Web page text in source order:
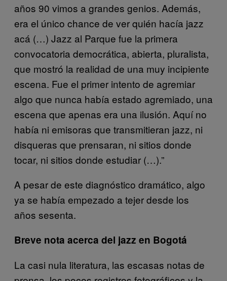
años 90 vimos a grandes genios. Además,
era el único chance de ver quién hacía jazz
acá (…) Jazz al Parque fue la primera
convocatoria democrática, abierta, pluralista,
que mostró la realidad de una muy incipiente
escena. Fue el primer intento de agremiar
algo que nunca había estado agremiado, una
escena que apenas era una ilusión. Aquí no
había ni emisoras que transmitieran jazz, ni
disqueras que prensaran, ni sitios donde
tocar, ni sitios donde estudiar (…).”
A pesar de este diagnóstico dramático, algo
ya se había empezado a tejer desde los
años sesenta.
Breve nota acerca del jazz en Bogotá
La casi nula literatura, las escasas notas de